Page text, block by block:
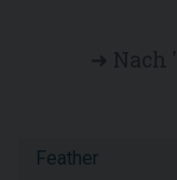
Feather